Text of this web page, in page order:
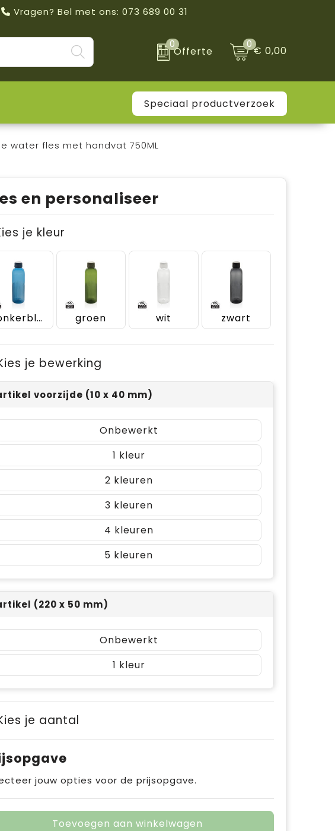
Vragen? Bel met ons: 073 689 00 31
0
Offerte
0€ 0,00
Speciaal productverzoek
water fles met handvat 750ML
en personaliseer
je kleur
donkerblauw groen wit zwart
je bewerking
voorzijde (10 x 40 mm)
Onbewerkt
1
2
3
4
5
(220 x 50 mm)
Onbewerkt
1
je aantal
jouw opties voor de prijsopgave.
Toevoegen aan winkelwagen